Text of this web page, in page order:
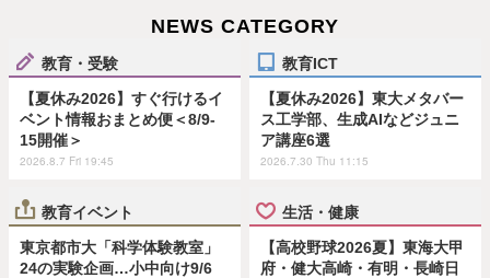
NEWS CATEGORY
教育・受験
【夏休み2026】すぐ行けるイ
ベント情報おまとめ便＜8/9-
15開催＞
2026.8.7 Fri 19:45
教育ICT
【夏休み2026】東大メタバー
ス工学部、生成AIなどジュニ
ア講座6選
2026.7.30 Thu 11:15
教育イベント
東京都市大「科学体験教室」
24の実験企画…小中向け9/6
生活・健康
【高校野球2026夏】東海大甲
府・健大高崎・有明・長崎日